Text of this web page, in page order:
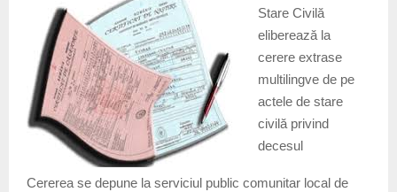
Stare Civilă
eliberează la
cerere extrase
multilingve de pe
actele de stare
civilă privind
decesul
Cererea se depune la serviciul public comunitar local de